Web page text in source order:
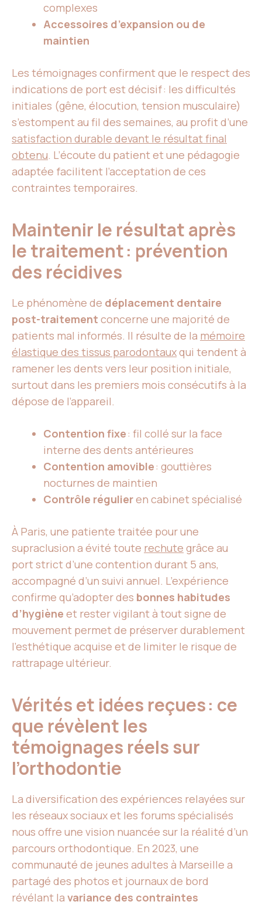
complexes
Accessoires d’expansion ou de
maintien
Les témoignages confirment que le respect des
indications de port est décisif : les difficultés
initiales (gêne, élocution, tension musculaire)
s’estompent au fil des semaines, au profit d’une
satisfaction durable devant le résultat final
obtenu. L’écoute du patient et une pédagogie
adaptée facilitent l’acceptation de ces
contraintes temporaires.
Maintenir le résultat après
le traitement : prévention
des récidives
Le phénomène de déplacement dentaire
post-traitement concerne une majorité de
patients mal informés. Il résulte de la mémoire
élastique des tissus parodontauxqui tendent à
ramener les dents vers leur position initiale,
surtout dans les premiers mois consécutifs à la
dépose de l’appareil.
Contention fixe: fil collé sur la face
interne des dents antérieures
Contention amovible: gouttières
nocturnes de maintien
Contrôle régulieren cabinet spécialisé
À Paris, une patiente traitée pour une
supraclusion a évité toute rechute grâce au
port strict d’une contention durant 5 ans,
accompagné d’un suivi annuel. L’expérience
confirme qu’adopter des bonnes habitudes
d’hygiène et rester vigilant à tout signe de
mouvement permet de préserver durablement
l’esthétique acquise et de limiter le risque de
rattrapage ultérieur.
Vérités et idées reçues : ce
que révèlent les
témoignages réels sur
l’orthodontie
La diversification des expériences relayées sur
les réseaux sociaux et les forums spécialisés
nous offre une vision nuancée sur la réalité d’un
parcours orthodontique. En 2023, une
communauté de jeunes adultes à Marseille a
partagé des photos et journaux de bord
révélant la variance des contraintes